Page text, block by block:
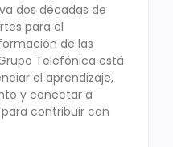
dos décadas de
para el
de las
Telefónica está
el aprendizaje,
y conectar a
contribuir con